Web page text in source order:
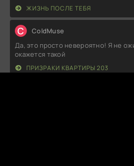
ЖИЗНЬ ПОСЛЕ ТЕБЯ
C ColdMuse
Да, это просто невероятно! Я не
окажется такой
ПРИЗРАКИ КВАРТИРЫ 203